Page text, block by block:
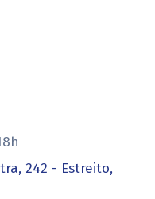
242 - Estreito,